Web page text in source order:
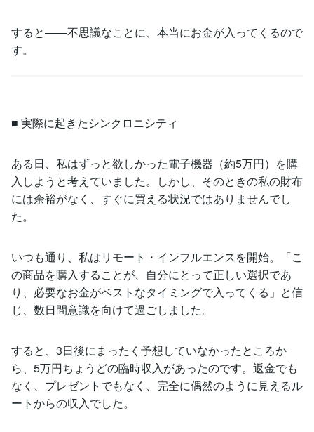
すると――不思議なことに、本当にお金が入ってくるので
す。
■ 実際に起きたシンクロニシティ
ある日、私はずっと欲しかった電子機器（約5万円）を購
入しようと考えていました。しかし、そのときの私の財布
には余裕がなく、すぐに買える状況ではありませんでし
た。
いつも通り、私はリモート・インフルエンスを開始。「こ
の商品を購入することが、自分にとって正しい選択であ
り、必要なお金がベストなタイミングで入ってくる」と信
じ、数日間意識を向けて過ごしました。
すると、3日後にまったく予想していなかったところか
ら、5万円ちょうどの臨時収入があったのです。返金でも
なく、プレゼントでもなく、完全に偶然のように見えるル
ートからの収入でした。